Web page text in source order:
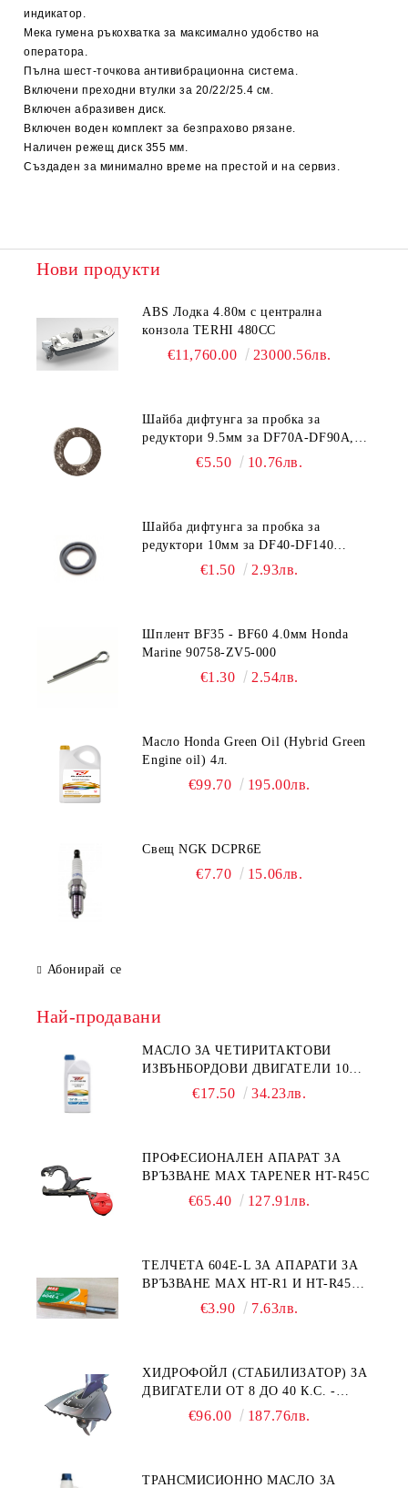
индикатор.
Мека гумена ръкохватка за максимално удобство на
оператора.
Пълна шест-точкова антивибрационна система.
Включени преходни втулки за 20/22/25.4 см.
Включен абразивен диск.
Включен воден комплект за безпрахово рязане.
Наличен режещ диск 355 мм.
Създаден за минимално време на престой и на сервиз.
Нови продукти
ABS Лодка 4.80м с централна
конзола TERHI 480CC
€11,760.00 23000.56лв.
Шайба дифтунга за пробка за
редуктори 9.5мм за DF70A-DF90A,
DF150-DF350 Suzuki 09168-10038
€5.50 10.76лв.
Шайба дифтунга за пробка за
редуктори 10мм за DF40-DF140
Suzuki 09168-10022
€1.50 2.93лв.
Шплент BF35 - BF60 4.0мм Honda
Marine 90758-ZV5-000
€1.30 2.54лв.
Масло Honda Green Oil (Hybrid Green
Engine oil) 4л.
€99.70 195.00лв.
Свещ NGK DCPR6E
€7.70 15.06лв.
Абонирай се
Най-продавани
МАСЛО ЗА ЧЕТИРИТАКТОВИ
ИЗВЪНБОРДОВИ ДВИГАТЕЛИ 10W-
30 HONDA MARINE 08221-999-
€17.50 34.23лв.
ПРОФЕСИОНАЛЕН АПАРАТ ЗА
ВРЪЗВАНЕ MAX TAPENER HT-R45C
€65.40 127.91лв.
ТЕЛЧЕТА 604E-L ЗА АПАРАТИ ЗА
ВРЪЗВАНЕ MAX HT-R1 И HT-R45C
€3.90 7.63лв.
ХИДРОФОЙЛ (СТАБИЛИЗАТОР) ЗА
ДВИГАТЕЛИ ОТ 8 ДО 40 К.С. -
УНИВЕРСАЛЕН SE SPORT 200
€96.00 187.76лв.
ТРАНСМИСИОННО МАСЛО ЗА